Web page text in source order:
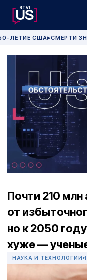
ЛЕТИЕ США▶СМЕРТИ
Почти 210
от
но к 2050
хуже —
НАУКА И ТЕХНОЛОГИИ